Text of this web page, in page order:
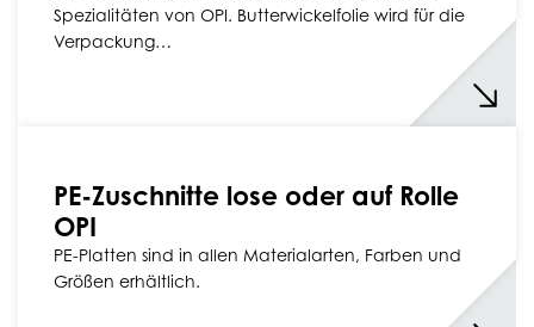
Spezialitäten von OPI. Butterwickelfolie wird für die
Verpackung…
PE-Zuschnitte lose oder auf Rolle
OPI
PE-Platten sind in allen Materialarten, Farben und
Größen erhältlich.